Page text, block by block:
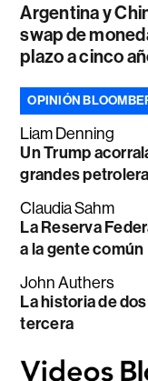
Argentina y
swap de
plazo a cinco
OPINIÓN
Liam Denning
Un Trump
grandes
Claudia Sahm
La Reserva
a la gente común
John Authers
La historia de
tercera